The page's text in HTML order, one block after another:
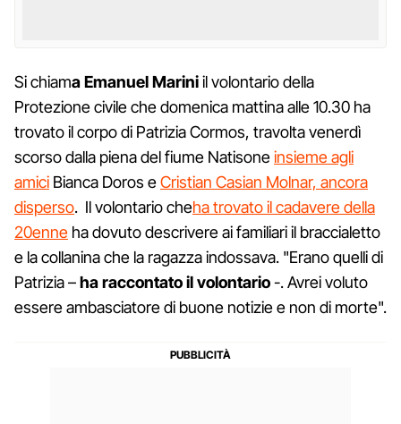
Si chiama Emanuel Mariniil volontario della
Protezione civile che domenica mattina alle 10.30 ha
trovato il corpo di Patrizia Cormos, travolta venerdì
scorso dalla piena del fiume Natisoneinsieme agli
amici Bianca Doros eCristian Casian Molnar, ancora
disperso. Il volontario cheha trovato il cadavere della
20enne ha dovuto descrivere ai familiari il braccialetto
e la collanina che la ragazza indossava. "Erano quelli di
Patrizia –ha raccontato il volontario-. Avrei voluto
essere ambasciatore di buone notizie e non di morte".